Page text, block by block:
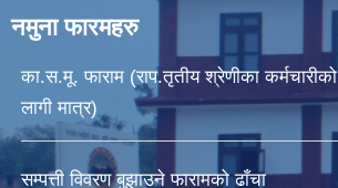
नमुना फारमहरु
का.स.मू. फाराम (राप.तृतीय श्रेणीका कर्मचारीको
लागी मात्र)
सम्पत्ती विवरण बुझाउने फारामको ढाँचा